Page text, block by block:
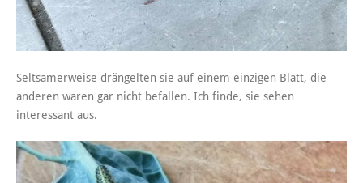
Seltsamerweise drängelten sie auf einem einzigen Blatt, die
anderen waren gar nicht befallen. Ich finde, sie sehen
interessant aus.